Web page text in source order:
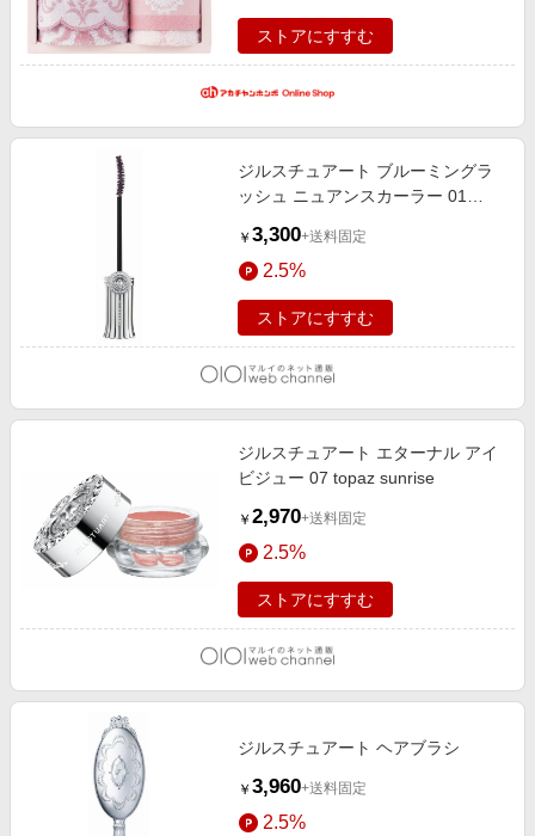
ストアにすすむ
ジルスチュアート ブルーミングラ
ッシュ ニュアンスカーラー 01
￥ 3,300+送料固定
2.5%
ストアにすすむ
ジルスチュアート エターナル アイ
ビジュー 07 topaz sunrise
￥ 2,970+送料固定
2.5%
ストアにすすむ
ジルスチュアート ヘアブラシ
￥ 3,960+送料固定
2.5%